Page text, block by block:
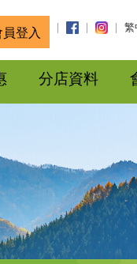
員登入 繁
分店資料